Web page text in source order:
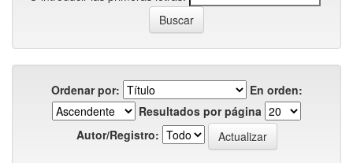
Ordenar por:
En orden:
Resultados por página
Autor/Registro: